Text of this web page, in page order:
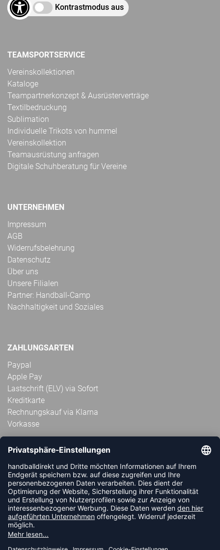
Kontrastmodus aus
TEAMSPORTSERVICE
Vereinskollektionen
Kataloge
Teampartnerkonzept & Ausrüsterverträge
Textilbedruckung
Sublimation
Individuelle Trikots von hummel
Vereinskollektion
Teamausrüstung anfragen
Digitale Schuhberatung für Vereine
UNTERNEHMEN
Impressum
AGB
Widerrufsbelehrung
Datenschutz
Über uns
Unsere Filialen
Partner: Handball-Camp
Nachhaltigkeit und Soziales
ZAHLUNGSARTEN
Paypal
Apple Pay
Lastschrift (ELV) via Sofort
Kreditkarte
Rechnungskauf via Klarna
Vorkasse
ABONNIERE JETZT DEN KOSTENLOSEN
HANDBALLDIREKT-NEWSLETTER UND VERPASSE KEINE
NEUIGKEIT ODER AKTION MEHR.
JETZT ANMELDEN